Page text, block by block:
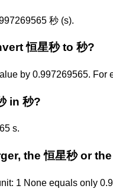
秒 (s).
恒星秒 to 秒?
by 0.997269565.
in 秒?
s.
the 恒星秒 or
1 None equals only